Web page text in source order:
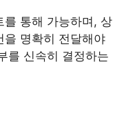
를 통해 가능하며, 상
을 명확히 전달해야
를 신속히 결정하는